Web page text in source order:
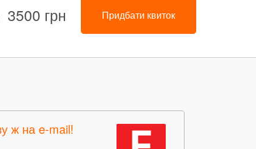
3500 грн Придбати квиток
ж на e-mail!